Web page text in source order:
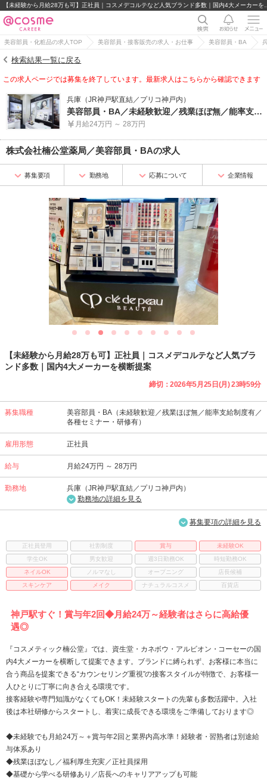
美容部員・化粧品の求人TOP 美容部員・接客販売の求人・お仕事 美容部員・BA
検索結果一覧に戻る
この求人ページでは募集を終了しています。最新求人はこちらから確認できます
兵庫（JR神戸駅直結／プリコ神戸内）
美容部員・BA／未経験歓迎／残業ほぼ無／能率支給制度有／各種セミナー・研修有
月給24万円 ～ 28万円
株式会社楠公堂薬局／美容部員・BAの求人
募集要項 勤務地 応募について 企業情報
【未経験から月給28万も可】正社員｜コスメデコルテなど人気ブラ
ンド多数｜国内4大メーカーを横断提案
締切：2026年5月25日(月) 23時59分
募集職種
美容部員・BA（未経験歓迎／残業ほぼ無／能率支給制度有／
各種セミナー・研修有）
雇用形態 正社員
給与 月給24万円 ～ 28万円
勤務地
兵庫（JR神戸駅直結／プリコ神戸内）
勤務地の詳細を見る
募集要項の詳細を見る
正社員登用 社割制度 賞与
未経験OK
学生OK
男女歓迎 週3日勤務OK
時短勤務OK
ネイルOK
ノルマなし オープニング
店長候補
スキンケア
メイク ナチュラルコスメ 百貨店
神戸駅すぐ！賞与年2回◆月給24万～経験者はさらに高給優
遇◎
『コスメティック楠公堂』では、資生堂・カネボウ・アルビオン・コーセーの国
内4大メーカーを横断して提案できます。ブランドに縛られず、お客様に本当に
合う商品を提案できる“カウンセリング重視”の接客スタイルが特徴で、お客様一
人ひとりに丁寧に向き合える環境です。
接客経験や専門知識がなくてもOK！未経験スタートの先輩も多数活躍中。入社
後は本社研修からスタートし、着実に成長できる環境をご準備しております◎
◆未経験でも月給24万～＋賞与年2回と業界内高水準！経験者・習熟者は別途給
与体系あり
◆残業ほぼなし／福利厚生充実／正社員採用
◆基礎から学べる研修あり／店長へのキャリアアップも可能